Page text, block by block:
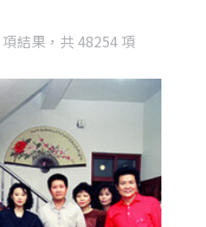
結果，共 48254 項
latest